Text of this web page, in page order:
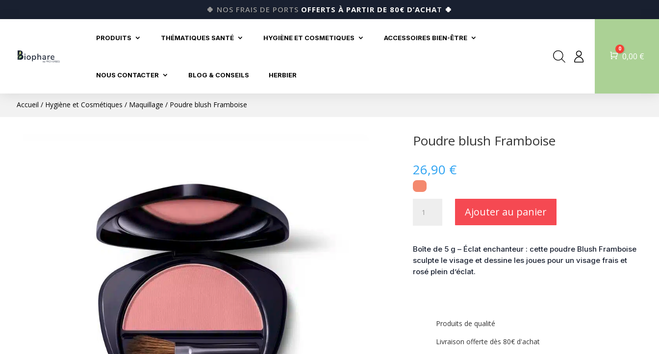
🍀 NOS FRAIS DE PORTS OFFERTS À PARTIR DE 80€ D’ACHAT 🍀
PRODUITS THÉMATIQUES SANTÉ HYGIÈNE ET COSMETIQUES ACCESSOIRES BIEN-ÊTRE
NOUS CONTACTER BLOG & CONSEILS HERBIER
Panier
0
0,00 €
Accueil / Hygiène et Cosmétiques / Maquillage / Poudre blush Framboise
Poudre blush Framboise
26,90 €
Framboise
Ajouter au panier
Boîte de 5 g – Éclat enchanteur : cette poudre Blush Framboise
sculpte le visage et dessine les joues pour un visage frais et
rosé plein d’éclat.
Produits de qualité
Livraison offerte dès 80€ d'achat